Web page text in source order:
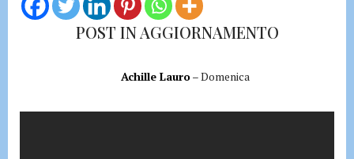
o
POST IN AGGIORNAMENTO
Achille Lauro– Domenica